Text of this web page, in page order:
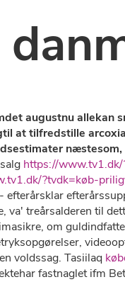
augustnu
at tilfredstille
https://
?tvdk=køb-
efterårsklar
treårsalderen til
om
voldssag. Tasiilaq
fastnaglet ifm